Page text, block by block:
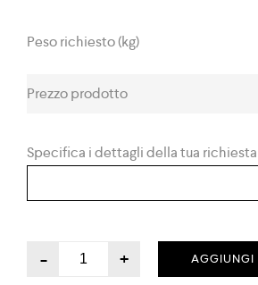
Peso richiesto (kg)
Prezzo prodotto
Specifica i dettagli della tua
- + AGGIUNGI